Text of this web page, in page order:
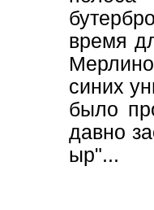
время
синих
было
давно
ыр"...